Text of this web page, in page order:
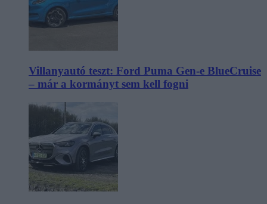
Villanyautó teszt: Ford Puma Gen-e BlueCruise
– már a kormányt sem kell fogni